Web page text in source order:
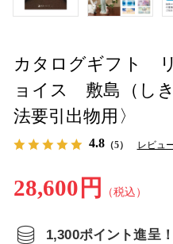
カタログギフト
ョイス 敷島（し
法要引出物用〉
4.8 （5） レビュ
28,600円 （税込）
1,300ポイント進呈！